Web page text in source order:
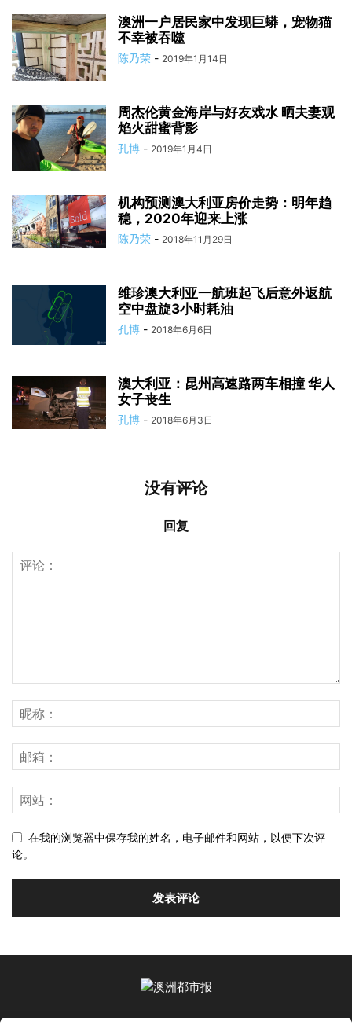
澳洲一户居民家中发现巨蟒，宠物猫
不幸被吞噬
陈乃荣 - 2019年1月14日
周杰伦黄金海岸与好友戏水 晒夫妻观
焰火甜蜜背影
孔博 - 2019年1月4日
机构预测澳大利亚房价走势：明年趋
稳，2020年迎来上涨
陈乃荣 - 2018年11月29日
维珍澳大利亚一航班起飞后意外返航
空中盘旋3小时耗油
孔博 - 2018年6月6日
澳大利亚：昆州高速路两车相撞 华人
女子丧生
孔博 - 2018年6月3日
没有评论
回复
在我的浏览器中保存我的姓名，电子邮件和网站，以便下次评
论。